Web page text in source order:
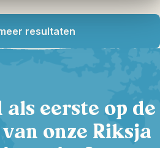
resultaten
eerste op de
onze Riksja